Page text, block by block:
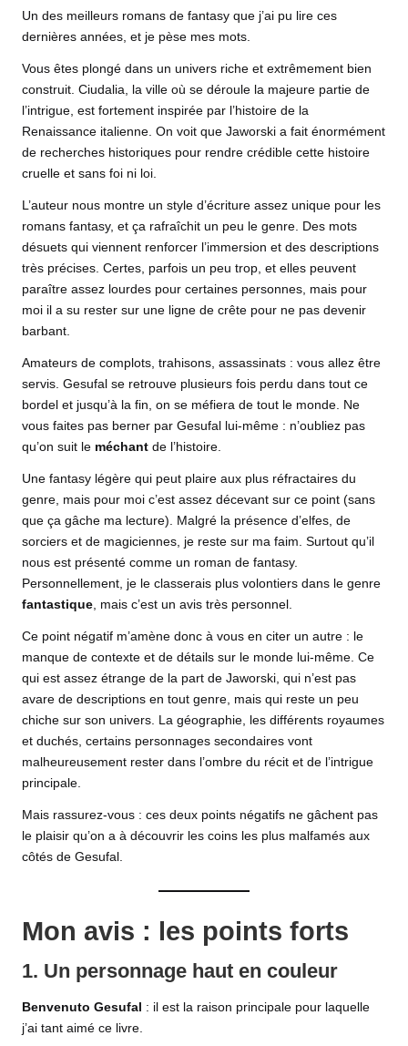
Un des meilleurs romans de fantasy que j’ai pu lire ces
dernières années, et je pèse mes mots.
Vous êtes plongé dans un univers riche et extrêmement bien
construit. Ciudalia, la ville où se déroule la majeure partie de
l’intrigue, est fortement inspirée par l’histoire de la
Renaissance italienne. On voit que Jaworski a fait énormément
de recherches historiques pour rendre crédible cette histoire
cruelle et sans foi ni loi.
L’auteur nous montre un style d’écriture assez unique pour les
romans fantasy, et ça rafraîchit un peu le genre. Des mots
désuets qui viennent renforcer l’immersion et des descriptions
très précises. Certes, parfois un peu trop, et elles peuvent
paraître assez lourdes pour certaines personnes, mais pour
moi il a su rester sur une ligne de crête pour ne pas devenir
barbant.
Amateurs de complots, trahisons, assassinats : vous allez être
servis. Gesufal se retrouve plusieurs fois perdu dans tout ce
bordel et jusqu’à la fin, on se méfiera de tout le monde. Ne
vous faites pas berner par Gesufal lui-même : n’oubliez pas
qu’on suit le méchant de l’histoire.
Une fantasy légère qui peut plaire aux plus réfractaires du
genre, mais pour moi c’est assez décevant sur ce point (sans
que ça gâche ma lecture). Malgré la présence d’elfes, de
sorciers et de magiciennes, je reste sur ma faim. Surtout qu’il
nous est présenté comme un roman de fantasy.
Personnellement, je le classerais plus volontiers dans le genre
fantastique , mais c’est un avis très personnel.
Ce point négatif m’amène donc à vous en citer un autre : le
manque de contexte et de détails sur le monde lui-même. Ce
qui est assez étrange de la part de Jaworski, qui n’est pas
avare de descriptions en tout genre, mais qui reste un peu
chiche sur son univers. La géographie, les différents royaumes
et duchés, certains personnages secondaires vont
malheureusement rester dans l’ombre du récit et de l’intrigue
principale.
Mais rassurez-vous : ces deux points négatifs ne gâchent pas
le plaisir qu’on a à découvrir les coins les plus malfamés aux
côtés de Gesufal.
Mon avis : les points forts
1. Un personnage haut en couleur
Benvenuto Gesufal : il est la raison principale pour laquelle
j’ai tant aimé ce livre.